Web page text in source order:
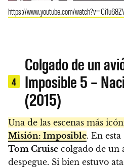
https://www.youtube.com/
4
Colgado de un
Imposible 5 –
(2015)
Una de las escenas más
Misión: Imposible. En
Tom Cruise colgado de un
despegue. Si bien estuvo